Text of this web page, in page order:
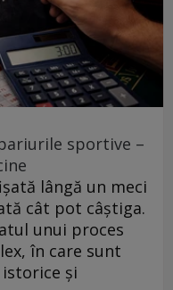
sportive –
lângă un meci
cât pot câștiga.
unui proces
în care sunt
și